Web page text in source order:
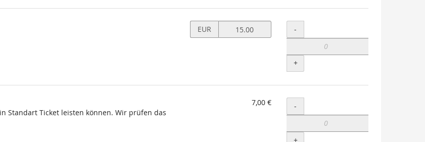
in
setzen
EUR Menge
-
+
Standart Ticket leisten können. Wir prüfen das
7,00 € Menge
-
+